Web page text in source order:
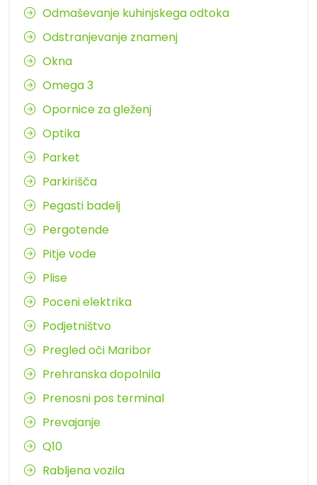
Odmaševanje kuhinjskega odtoka
Odstranjevanje znamenj
Okna
Omega 3
Opornice za gleženj
Optika
Parket
Parkirišča
Pegasti badelj
Pergotende
Pitje vode
Plise
Poceni elektrika
Podjetništvo
Pregled oči Maribor
Prehranska dopolnila
Prenosni pos terminal
Prevajanje
Q10
Rabljena vozila